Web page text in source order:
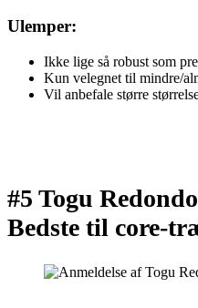
Ulemper:
Ikke lige så robust som
Kun velegnet til mindre/
Vil anbefale større
#5 Togu
Bedste til core-